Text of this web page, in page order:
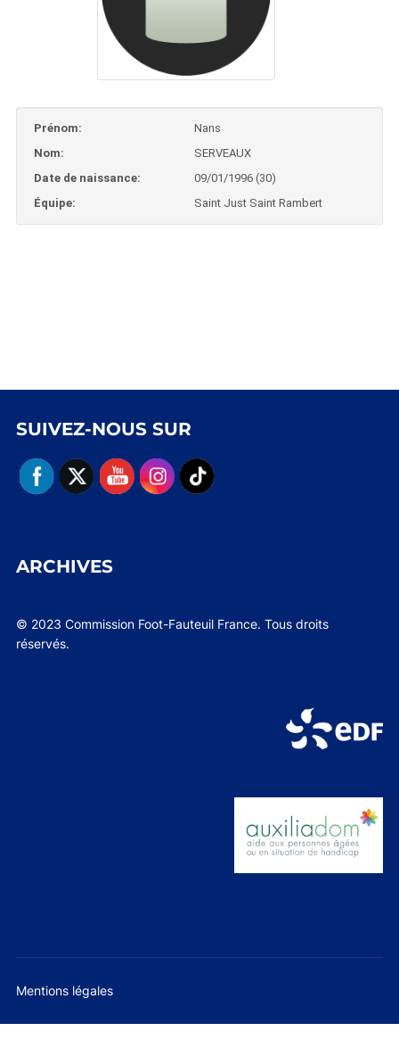
Prénom:
Nans
Nom:
SERVEAUX
Date de naissance:
09/01/1996 (30)
Équipe:
Saint Just Saint Rambert
SUIVEZ-NOUS SUR
ARCHIVES
© 2023 Commission Foot-Fauteuil France. Tous droits
réservés.
Mentions légales